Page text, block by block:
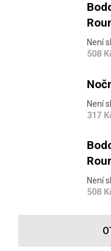
Není
508
Není
317
Není
508